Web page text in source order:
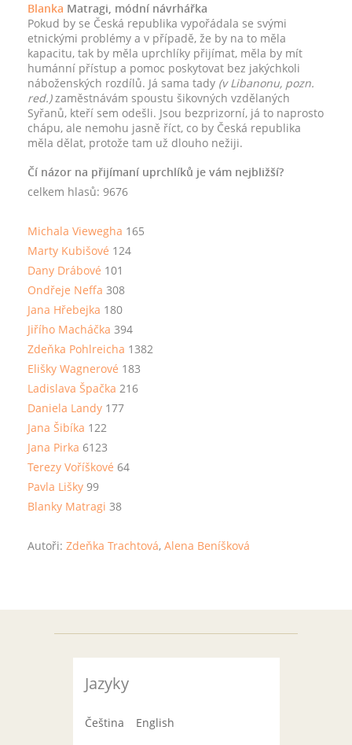
Blanka Matragi, módní návrhářka
Pokud by se Česká republika vypořádala se svými
etnickými problémy a v případě, že by na to měla
kapacitu, tak by měla uprchlíky přijímat, měla by mít
humánní přístup a pomoc poskytovat bez jakýchkoli
náboženských rozdílů. Já sama tady (v Libanonu, pozn.
red.)zaměstnávám spoustu šikovných vzdělaných
Syřanů, kteří sem odešli. Jsou bezprizorní, já to naprosto
chápu, ale nemohu jasně říct, co by Česká republika
měla dělat, protože tam už dlouho nežiji.
Čí názor na přijímaní uprchlíků je vám nejbližší?
celkem hlasů: 9676
Michala Viewegha 165
Marty Kubišové 124
Dany Drábové 101
Ondřeje Neffa 308
Jana Hřebejka 180
Jiřího Macháčka 394
Zdeňka Pohlreicha 1382
Elišky Wagnerové 183
Ladislava Špačka 216
Daniela Landy 177
Jana Šibíka 122
Jana Pirka 6123
Terezy Voříškové 64
Pavla Lišky 99
Blanky Matragi 38
Autoři: Zdeňka Trachtová, Alena Beníšková
Jazyky
Čeština English